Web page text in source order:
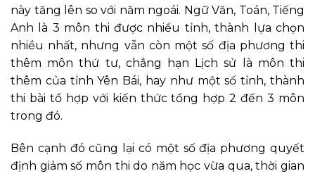
này tăng lên so với năm ngoái. Ngữ Văn, Toán, Tiếng
Anh là 3 môn thi được nhiều tỉnh, thành lựa chọn
nhiều nhất, nhưng vẫn còn một số địa phương thi
thêm môn thứ tư, chẳng hạn Lịch sử là môn thi
thêm của tỉnh Yên Bái, hay như một số tỉnh, thành
thi bài tổ hợp với kiến thức tổng hợp 2 đến 3 môn
trong đó.
Bên cạnh đó cũng lại có một số địa phương quyết
định giảm số môn thi do năm học vừa qua, thời gian